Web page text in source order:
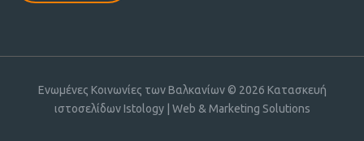
Ενωμένες Κοινωνίες των Βαλκανίων © 2026 Κατασκευή
ιστοσελίδων Istology | Web & Marketing Solutions